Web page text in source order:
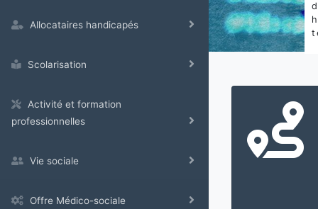
Allocataires handicapés
Scolarisation
Activité et formation
professionnelles
Vie sociale
Offre Médico-sociale